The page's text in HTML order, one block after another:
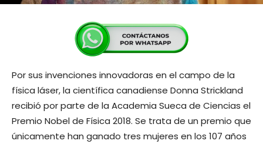
Por sus invenciones innovadoras en el campo de la
física láser, la científica canadiense Donna Strickland
recibió por parte de la Academia Sueca de Ciencias el
Premio Nobel de Física 2018. Se trata de un premio que
únicamente han ganado tres mujeres en los 107 años